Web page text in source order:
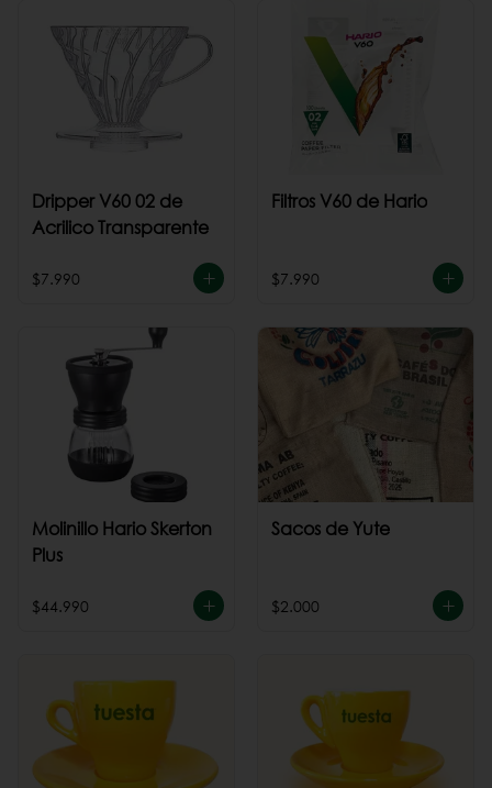
Dripper V60 02 de
Acrilico Transparente
$7.990
Filtros V60 de Hario
$7.990
Molinillo Hario Skerton
Plus
$44.990
Sacos de Yute
$2.000